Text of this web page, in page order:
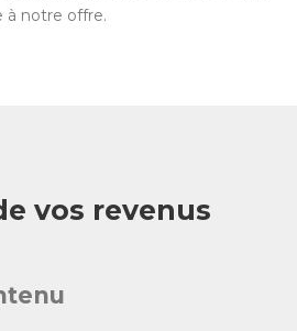
à notre offre.
vos revenus